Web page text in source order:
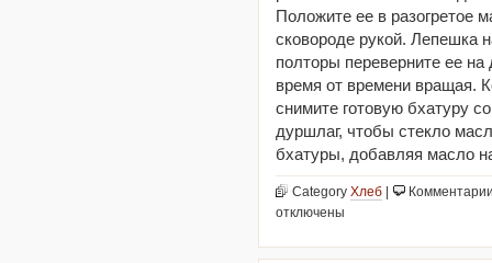
Положите ее в разогретое
сковороде рукой. Лепешка
полторы переверните ее на
время от времени вращая.
снимите готовую бхатуру
дуршлаг, чтобы стекло
бхатуры, добавляя масло
Category Хлеб |
отключены